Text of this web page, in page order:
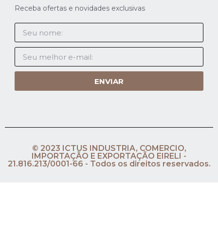
Receba ofertas e novidades exclusivas
ENVIAR
© 2023 ICTUS INDUSTRIA, COMERCIO,
IMPORTAÇÃO E EXPORTAÇÃO EIRELI -
21.816.213/0001-66 - Todos os direitos reservados.